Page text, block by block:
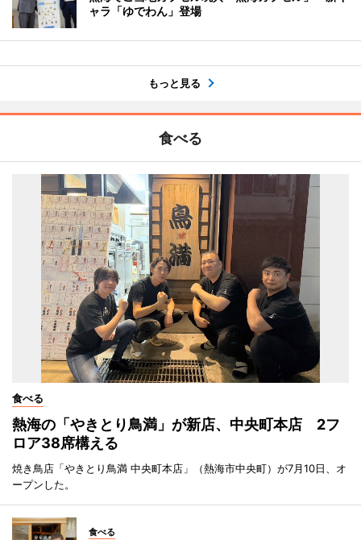
ャラ「ゆでわん」登場
もっと見る
食べる
食べる
熱海の「やきとり鳥満」が新店、中央町本店 2フ
ロア38席構える
焼き鳥店「やきとり鳥満 中央町本店」（熱海市中央町）が7月10日、オ
ープンした。
食べる